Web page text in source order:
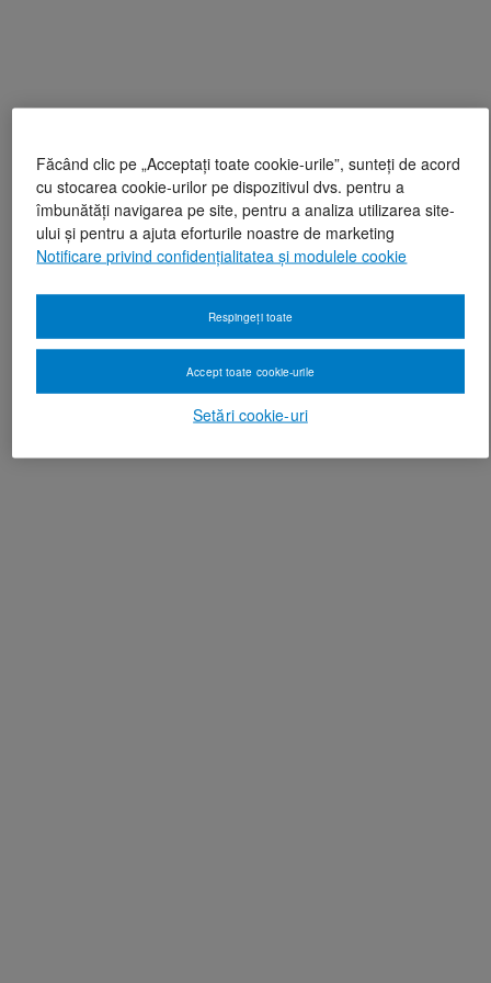
Făcând clic pe „Acceptați toate cookie-urile”, sunteți de acord
cu stocarea cookie-urilor pe dispozitivul dvs. pentru a
îmbunătăți navigarea pe site, pentru a analiza utilizarea site-
ului și pentru a ajuta eforturile noastre de marketing
Notificare privind confidențialitatea și modulele cookie
Setări cookie-uri
Respingeți toate
Accept toate cookie-urile